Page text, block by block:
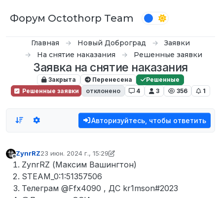
Форум Octothorp Team
Главная Новый Доброград
Заявки
На снятие наказания
Решенные заявки
Заявка на снятие наказания
Закрыта Перенесена
Решенные
Решенные заявки
отклонено 4 3 356 1
Авторизуйтесь, чтобы ответить
Не в сети
ZynrRZ23 июн. 2024 г., 15:29
отредактировано inquizzy
ZynrRZ (Максим Вашингтон)
STEAM_0:1:51357506
Телеграм @Ffx4090 , ДС kr1mson#2023